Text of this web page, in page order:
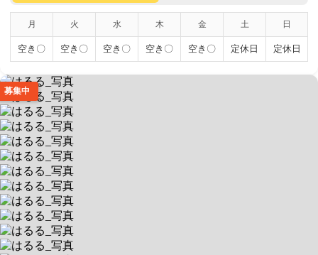
月 火 水 木 金 土 日
空き〇 空き〇 空き〇 空き〇 空き〇 定休日 定休日
募集中
はるる
📚元教員スタッフ多数＆学習支援特化
送迎あり